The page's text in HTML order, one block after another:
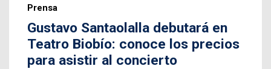
Prensa
Gustavo Santaolalla debutará en
Teatro Biobío: conoce los precios
para asistir al concierto